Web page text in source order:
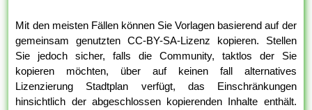
Mit den meisten Fällen können Sie Vorlagen basierend auf der
gemeinsam genutzten CC-BY-SA-Lizenz kopieren. Stellen
Sie jedoch sicher, falls die Community, taktlos der Sie
kopieren möchten, über auf keinen fall alternatives
Lizenzierung Stadtplan verfügt, das Einschränkungen
hinsichtlich der abgeschlossen kopierenden Inhalte enthält.